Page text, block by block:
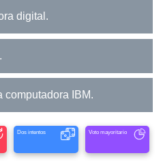
digital.
computadora IBM.
Dos intentos Voto mayoritario